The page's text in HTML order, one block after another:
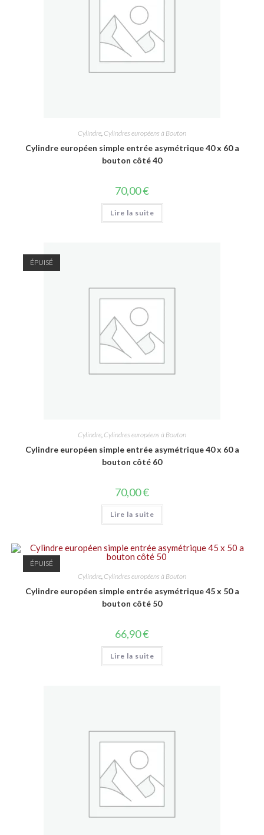
Cylindre, Cylindres européens à Bouton
Cylindre européen simple entrée asymétrique 40 x 60 a
bouton côté 40
70,00€
Lire la suite
ÉPUISÉ
Cylindre Cylindres européens à Bouton
Cylindre européen simple entrée asymétrique 40 x 60 a
bouton côté 60
70,00€
Lire la suite
ÉPUISÉ
Cylindre, Cylindres européens à Bouton
Cylindre européen simple entrée asymétrique 45 x 50 a
bouton côté 50
66,90€
Lire la suite